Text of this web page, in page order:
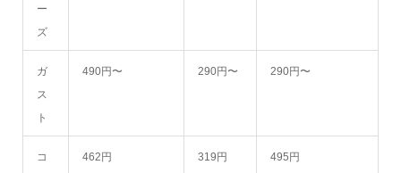
ー
ズ
ガ
ス
ト
490円〜 290円〜 290円〜
コ
462円 319円 495円